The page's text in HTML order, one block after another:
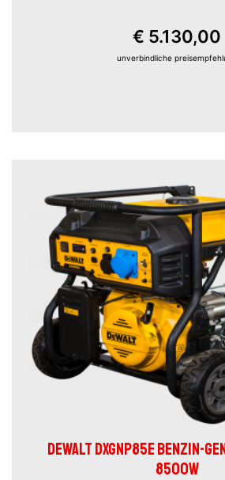
€ 5.130,00
unverbindliche
DEWALT DXGNP85E BENZIN-
8500W